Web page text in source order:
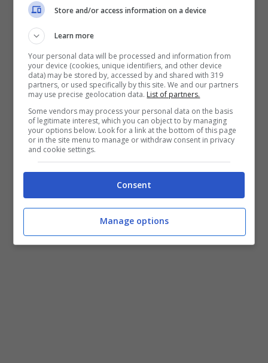
LEGGI ANCHE:
Thiago Motta: “Voglio una
squadra competitiva, Barrow non ci sarà.
Arnautovic? E’ tra i migliori in Europa”
Store and/or access information on a device
Learn more
Your personal data will be processed and information from
your device (cookies, unique identifiers, and other device
data) may be stored by, accessed by and shared with 319
partners, or used specifically by this site. We and our partners
may use precise geolocation data. List of partners.
Some vendors may process your personal data on the basis
of legitimate interest, which you can object to by managing
your options below. Look for a link at the bottom of this page
or in the site menu to manage or withdraw consent in privacy
and cookie settings.
Consent
Manage options